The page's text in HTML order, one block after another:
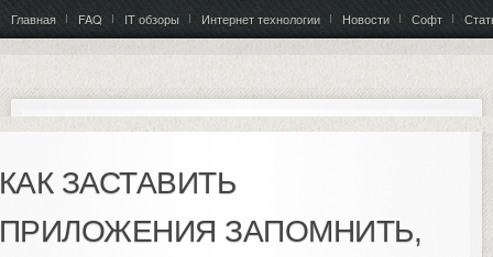
Главная FAQ IT обзоры Интернет технологии Новости Софт
ЗАСТАВИТЬ
ЗАПОМНИТЬ,